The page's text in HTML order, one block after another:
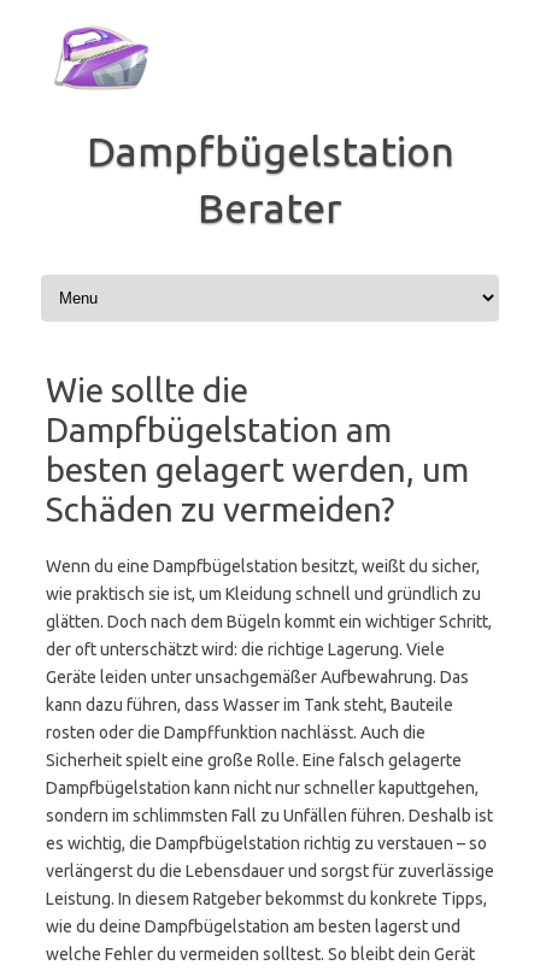
springen
Dampfbügelstation
Berater
Wie sollte die
Dampfbügelstation am
besten gelagert werden, um
Schäden zu vermeiden?
Wenn du eine Dampfbügelstation besitzt, weißt du sicher,
wie praktisch sie ist, um Kleidung schnell und gründlich zu
glätten. Doch nach dem Bügeln kommt ein wichtiger Schritt,
der oft unterschätzt wird: die richtige Lagerung. Viele
Geräte leiden unter unsachgemäßer Aufbewahrung. Das
kann dazu führen, dass Wasser im Tank steht, Bauteile
rosten oder die Dampffunktion nachlässt. Auch die
Sicherheit spielt eine große Rolle. Eine falsch gelagerte
Dampfbügelstation kann nicht nur schneller kaputtgehen,
sondern im schlimmsten Fall zu Unfällen führen. Deshalb ist
es wichtig, die Dampfbügelstation richtig zu verstauen – so
verlängerst du die Lebensdauer und sorgst für zuverlässige
Leistung. In diesem Ratgeber bekommst du konkrete Tipps,
wie du deine Dampfbügelstation am besten lagerst und
welche Fehler du vermeiden solltest. So bleibt dein Gerät